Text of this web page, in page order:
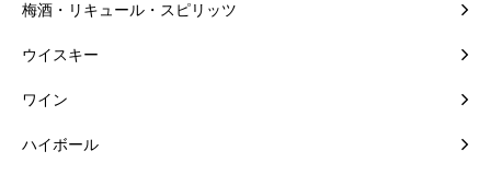
梅酒・リキュール・スピリッツ
ウイスキー
ワイン
ハイボール